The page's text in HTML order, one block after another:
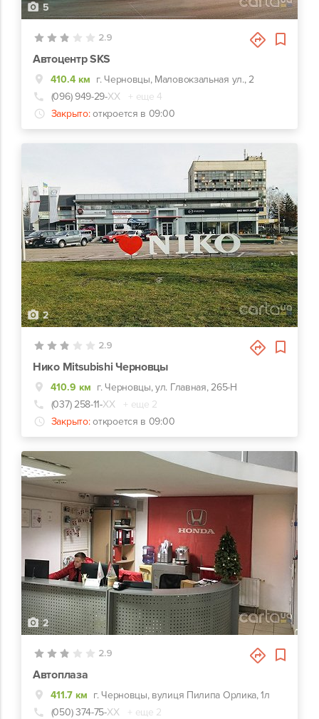
5
2.9
Автоцентр SKS
410.4 км г. Черновцы, Маловокзальная ул., 2
(096) 949-29-ХХ
+ еще 4
Закрыто: откроется в 09:00
2
2.9
Нико Mitsubishi Черновцы
410.9 км г. Черновцы, ул. Главная, 265-Н
(037) 258-11-ХХ
+ еще 2
Закрыто: откроется в 09:00
2
2.9
Автоплаза
411.7 км г. Черновцы, вулиця Пилипа Орлика, 1л
(050) 374-75-ХХ
+ еще 2